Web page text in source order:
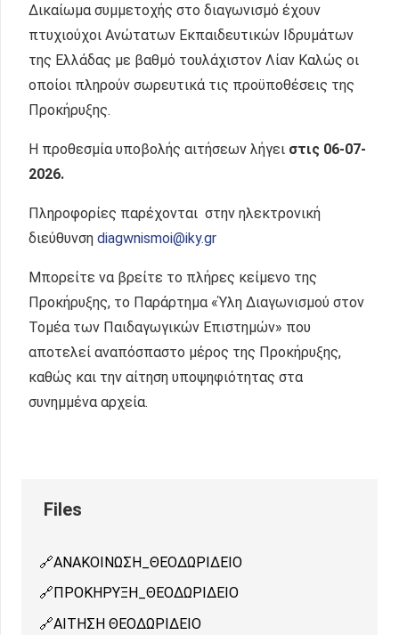
Δικαίωμα συμμετοχής στο διαγωνισμό έχουν
πτυχιούχοι Ανώτατων Εκπαιδευτικών Ιδρυμάτων
της Ελλάδας με βαθμό τουλάχιστον Λίαν Καλώς οι
οποίοι πληρούν σωρευτικά τις προϋποθέσεις της
Προκήρυξης.
H προθεσμία υποβολής αιτήσεων λήγει στις 06-07-
2026.
Πληροφορίες παρέχονται στην ηλεκτρονική
διεύθυνση diagwnismoi@iky.gr
Μπορείτε να βρείτε το πλήρες κείμενο της
Προκήρυξης, το Παράρτημα «Ύλη Διαγωνισμού στον
Τομέα των Παιδαγωγικών Επιστημών» που
αποτελεί αναπόσπαστο μέρος της Προκήρυξης,
καθώς και την αίτηση υποψηφιότητας στα
συνημμένα αρχεία.
ΑΝΑΚΟΙΝΩΣΗ_ΘΕΟΔΩΡΙΔΕΙΟ
ΠΡΟΚΗΡΥΞΗ_ΘΕΟΔΩΡΙΔΕΙΟ
ΑΙΤΗΣΗ ΘΕΟΔΩΡΙΔΕΙΟ